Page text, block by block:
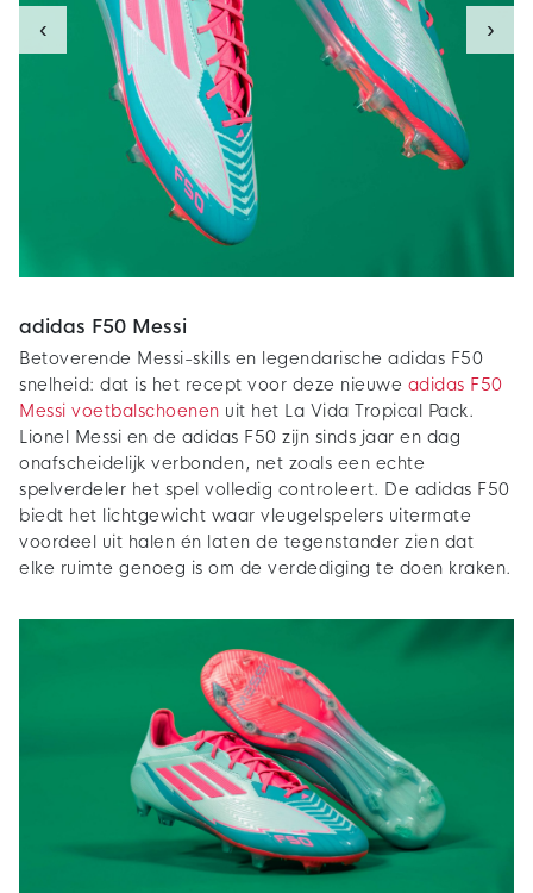
‹ ›
adidas F50 Messi
Betoverende Messi-skills en legendarische adidas F50
snelheid: dat is het recept voor deze nieuwe adidas F50
Messi voetbalschoenen uit het La Vida Tropical Pack.
Lionel Messi en de adidas F50 zijn sinds jaar en dag
onafscheidelijk verbonden, net zoals een echte
spelverdeler het spel volledig controleert. De adidas F50
biedt het lichtgewicht waar vleugelspelers uitermate
voordeel uit halen én laten de tegenstander zien dat
elke ruimte genoeg is om de verdediging te doen kraken.